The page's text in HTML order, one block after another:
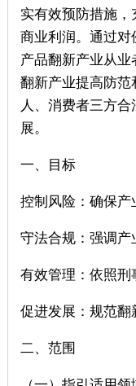
实有效预防措施
商业利润。通过
产品翻新产业从
翻新产业提高防
人、消费者三方
展。
一、目标
控制风险：确保
守法合规：强调
有效管理：依照
促进发展：规范
二、范围